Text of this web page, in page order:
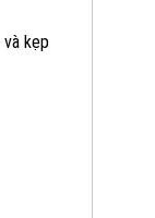
kẹp
2688
568